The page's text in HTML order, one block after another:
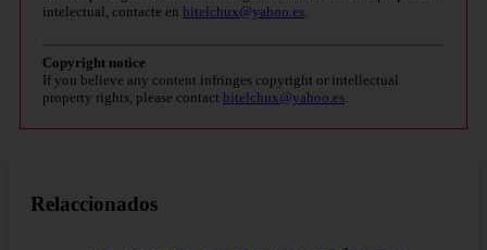
intelectual, contacte en bitelchux@yahoo.es
Copyright notice
If you believe any content infringes copyright or intellectual
property rights, please contact bitelchux@yahoo.es
Relaccionados